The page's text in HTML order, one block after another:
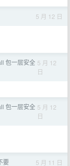
5 月 12 日
包一层安全 5 月 12
日
包一层安全 5 月 12
日
要 5 月 11 日